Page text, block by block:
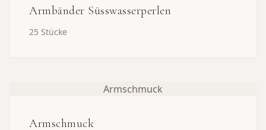
Armbänder Süsswasserperlen
25 Stücke
Armschmuck
Armschmuck